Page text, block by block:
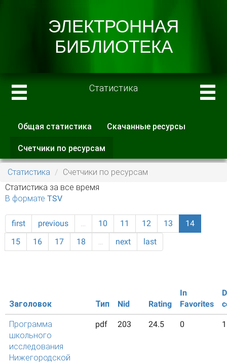
Статистика
Главные вкладки
Общая статистика Скачанные ресурсы
Счетчики по ресурсам
вкладка)
Статистика
Счетчики по ресурсам
Статистика за все время
В формате TSV
first previous … 10 11 12 13
14
15
16 17 18 … next last
Заголовок Тип Nid Rating
In
Favorites
Программа
школьного
исследования
Нижегородской
pdf 203 24.5 0